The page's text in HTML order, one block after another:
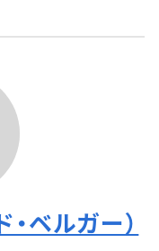
ベルガー）